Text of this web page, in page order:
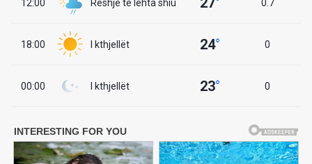
12:00 Reshje të lehta shiu 0.7
18:00 I kthjellët 24° 0
00:00 I kthjellët 23° 0